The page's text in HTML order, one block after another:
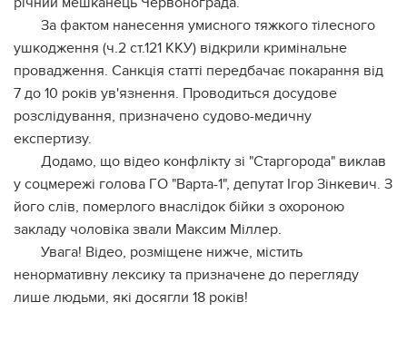
За фактом нанесення умисного тяжкого тілесного
ушкодження (ч.2 ст.121 ККУ) відкрили кримінальне
провадження. Санкція статті передбачає покарання від
7 до 10 років ув'язнення. Проводиться досудове
розслідування, призначено судово-медичну
експертизу.
Додамо, що відео конфлікту зі "Старгорода" виклав
у соцмережі голова ГО "Варта-1", депутат Ігор Зінкевич. З
його слів, померлого внаслідок бійки з охороною
закладу чоловіка звали Максим Міллер.
Увага! Відео, розміщене нижче, містить
ненормативну лексику та призначене до перегляду
лише людьми, які досягли 18 років!